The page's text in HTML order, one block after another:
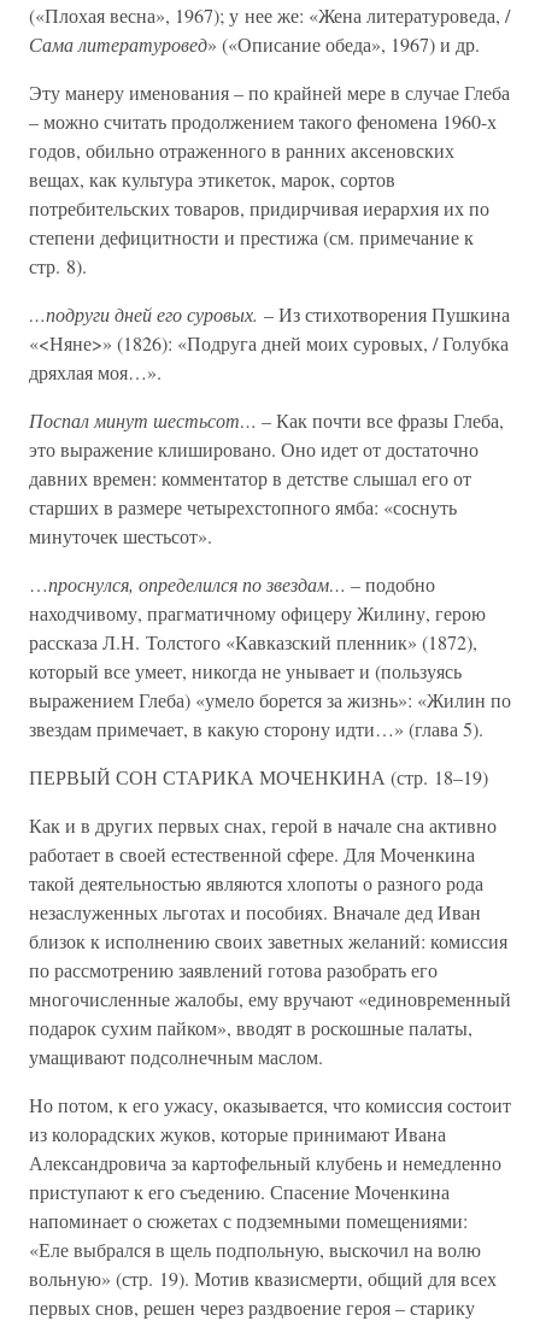
(«Плохая весна», 1967); у нее же: «Жена литературоведа, /
Сама литературовед» («Описание обеда», 1967) и др.
Эту манеру именования – по крайней мере в случае Глеба
– можно считать продолжением такого феномена 1960-х
годов, обильно отраженного в ранних аксеновских
вещах, как культура этикеток, марок, сортов
потребительских товаров, придирчивая иерархия их по
степени дефицитности и престижа (см. примечание к
стр. 8).
…подруги дней его суровых. – Из стихотворения Пушкина
«<Няне>» (1826): «Подруга дней моих суровых, / Голубка
дряхлая моя…».
Поспал минут шестьсот… – Как почти все фразы Глеба,
это выражение клишировано. Оно идет от достаточно
давних времен: комментатор в детстве слышал его от
старших в размере четырехстопного ямба: «соснуть
минуточек шестьсот».
…проснулся, определился по звездам… – подобно
находчивому, прагматичному офицеру Жилину, герою
рассказа Л.Н. Толстого «Кавказский пленник» (1872),
который все умеет, никогда не унывает и (пользуясь
выражением Глеба) «умело борется за жизнь»: «Жилин по
звездам примечает, в какую сторону идти…» (глава 5).
ПЕРВЫЙ СОН СТАРИКА МОЧЕНКИНА (стр. 18–19)
Как и в других первых снах, герой в начале сна активно
работает в своей естественной сфере. Для Моченкина
такой деятельностью являются хлопоты о разного рода
незаслуженных льготах и пособиях. Вначале дед Иван
близок к исполнению своих заветных желаний: комиссия
по рассмотрению заявлений готова разобрать его
многочисленные жалобы, ему вручают «единовременный
подарок сухим пайком», вводят в роскошные палаты,
умащивают подсолнечным маслом.
Но потом, к его ужасу, оказывается, что комиссия состоит
из колорадских жуков, которые принимают Ивана
Александровича за картофельный клубень и немедленно
приступают к его съедению. Спасение Моченкина
напоминает о сюжетах с подземными помещениями:
«Еле выбрался в щель подпольную, выскочил на волю
вольную» (стр. 19). Мотив квазисмерти, общий для всех
первых снов, решен через раздвоение героя – старику